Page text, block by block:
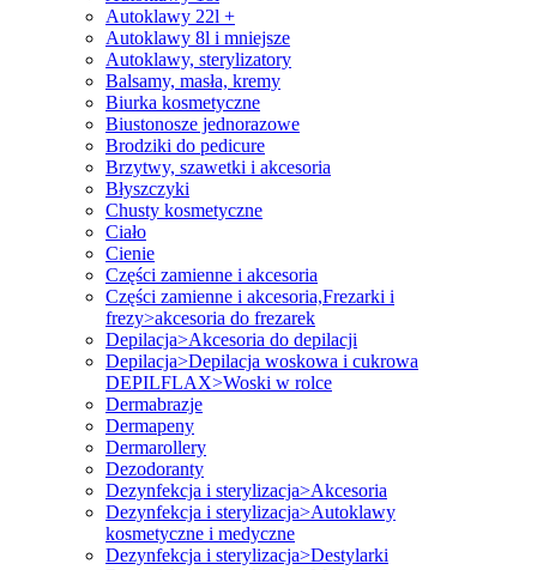
Autoklawy 22l +
Autoklawy 8l i mniejsze
Autoklawy, sterylizatory
Balsamy, masła, kremy
Biurka kosmetyczne
Biustonosze jednorazowe
Brodziki do pedicure
Brzytwy, szawetki i akcesoria
Błyszczyki
Chusty kosmetyczne
Ciało
Cienie
Części zamienne i akcesoria
Części zamienne i akcesoria,Frezarki i
frezy>akcesoria do frezarek
Depilacja>Akcesoria do depilacji
Depilacja>Depilacja woskowa i cukrowa
DEPILFLAX>Woski w rolce
Dermabrazje
Dermapeny
Dermarollery
Dezodoranty
Dezynfekcja i sterylizacja>Akcesoria
Dezynfekcja i sterylizacja>Autoklawy
kosmetyczne i medyczne
Dezynfekcja i sterylizacja>Destylarki